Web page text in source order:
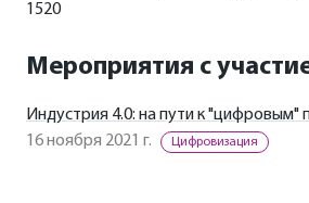
1520
Мероприятия с
Индустрия 4.0: на пути к "цифровым"
16 ноября 2021 г.
Цифровизация